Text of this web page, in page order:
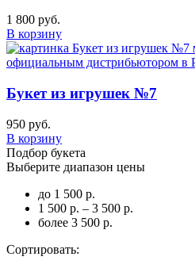
1 800 руб.
В корзину
Букет из игрушек №7
950 руб.
В корзину
Подбор букета
Выберите диапазон цены
до 1 500 р.
1 500 р. – 3 500 р.
более 3 500 р.
Сортировать: